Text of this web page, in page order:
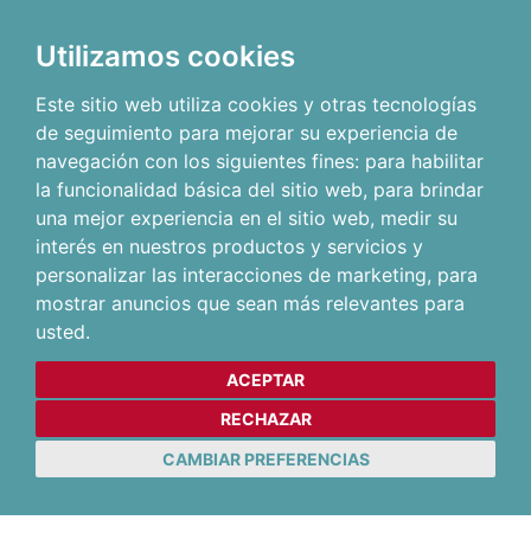
Utilizamos cookies
Este sitio web utiliza cookies y otras tecnologías
de seguimiento para mejorar su experiencia de
navegación con los siguientes fines: para habilitar
la funcionalidad básica del sitio web, para brindar
una mejor experiencia en el sitio web, medir su
interés en nuestros productos y servicios y
personalizar las interacciones de marketing, para
mostrar anuncios que sean más relevantes para
usted.
ACEPTAR
RECHAZAR
CAMBIAR PREFERENCIAS